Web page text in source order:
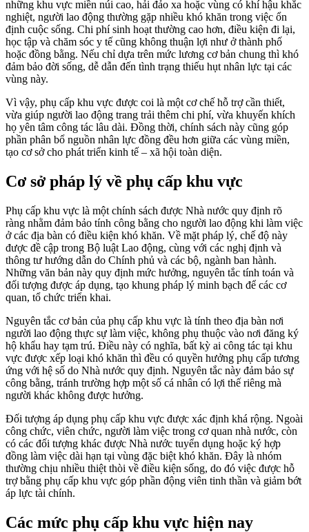
những khu vực miền núi cao, hải đảo xa hoặc vùng có khí hậu khắc
nghiệt, người lao động thường gặp nhiều khó khăn trong việc ổn
định cuộc sống. Chi phí sinh hoạt thường cao hơn, điều kiện đi lại,
học tập và chăm sóc y tế cũng không thuận lợi như ở thành phố
hoặc đồng bằng. Nếu chỉ dựa trên mức lương cơ bản chung thì khó
đảm bảo đời sống, dễ dẫn đến tình trạng thiếu hụt nhân lực tại các
vùng này.
Vì vậy, phụ cấp khu vực được coi là một cơ chế hỗ trợ cần thiết,
vừa giúp người lao động trang trải thêm chi phí, vừa khuyến khích
họ yên tâm công tác lâu dài. Đồng thời, chính sách này cũng góp
phần phân bổ nguồn nhân lực đồng đều hơn giữa các vùng miền,
tạo cơ sở cho phát triển kinh tế – xã hội toàn diện.
Cơ sở pháp lý về phụ cấp khu vực
Phụ cấp khu vực là một chính sách được Nhà nước quy định rõ
ràng nhằm đảm bảo tính công bằng cho người lao động khi làm việc
ở các địa bàn có điều kiện khó khăn. Về mặt pháp lý, chế độ này
được đề cập trong Bộ luật Lao động, cùng với các nghị định và
thông tư hướng dẫn do Chính phủ và các bộ, ngành ban hành.
Những văn bản này quy định mức hưởng, nguyên tắc tính toán và
đối tượng được áp dụng, tạo khung pháp lý minh bạch để các cơ
quan, tổ chức triển khai.
Nguyên tắc cơ bản của phụ cấp khu vực là tính theo địa bàn nơi
người lao động thực sự làm việc, không phụ thuộc vào nơi đăng ký
hộ khẩu hay tạm trú. Điều này có nghĩa, bất kỳ ai công tác tại khu
vực được xếp loại khó khăn thì đều có quyền hưởng phụ cấp tương
ứng với hệ số do Nhà nước quy định. Nguyên tắc này đảm bảo sự
công bằng, tránh trường hợp một số cá nhân có lợi thế riêng mà
người khác không được hưởng.
Đối tượng áp dụng phụ cấp khu vực được xác định khá rộng. Ngoài
công chức, viên chức, người làm việc trong cơ quan nhà nước, còn
có các đối tượng khác được Nhà nước tuyển dụng hoặc ký hợp
đồng làm việc dài hạn tại vùng đặc biệt khó khăn. Đây là nhóm
thường chịu nhiều thiệt thòi về điều kiện sống, do đó việc được hỗ
trợ bằng phụ cấp khu vực góp phần động viên tinh thần và giảm bớt
áp lực tài chính.
Các mức phụ cấp khu vực hiện nay